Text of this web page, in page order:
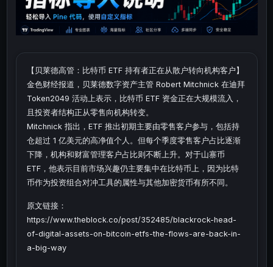
【贝莱德高管：比特币 ETF 持有者正在从散户转向机构客户】
金色财经报道，贝莱德数字资产主管 Robert Mitchnick 在迪拜
Token2049 活动上表示，比特币 ETF 资金正在大规模流入，
且投资者结构正从零售向机构转变。
Mitchnick 指出，ETF 推出初期主要由零售客户参与，包括持
仓超过 1 亿美元的高净值个人。但每个季度零售客户占比逐渐
下降，机构和财富管理客户占比则不断上升。对于山寨币
ETF，他表示目前市场兴趣仍主要集中在比特币上，因为比特
币作为投资组合对冲工具的属性与其他加密货币有所不同。
原文链接：
https://www.theblock.co/post/352485/blackrock-head-
of-digital-assets-on-bitcoin-etfs-the-flows-are-back-in-
a-big-way